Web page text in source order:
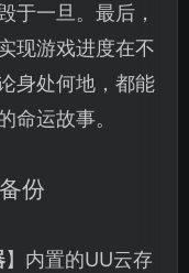
于一旦。最后，
现游戏进度在不
身处何地，都能
命运故事。
份
】内置的UU云存